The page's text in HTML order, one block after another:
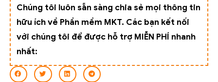
Chúng tôi luôn sẵn sàng chia sẻ mọi thông tin
hữu ích về Phần mềm MKT. Các bạn kết nối
với chúng tôi để được hỗ trợ MIỄN PHÍ nhanh
nhất: